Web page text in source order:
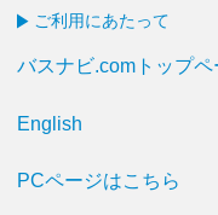
ご利用にあたって
バスナビ.comトップペ
English
PCページはこちら